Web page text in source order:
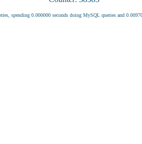
spending 0.000000 seconds doing MySQL queries and